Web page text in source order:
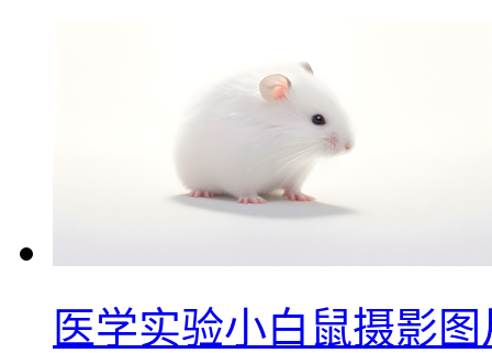
医学实验小白鼠摄影图